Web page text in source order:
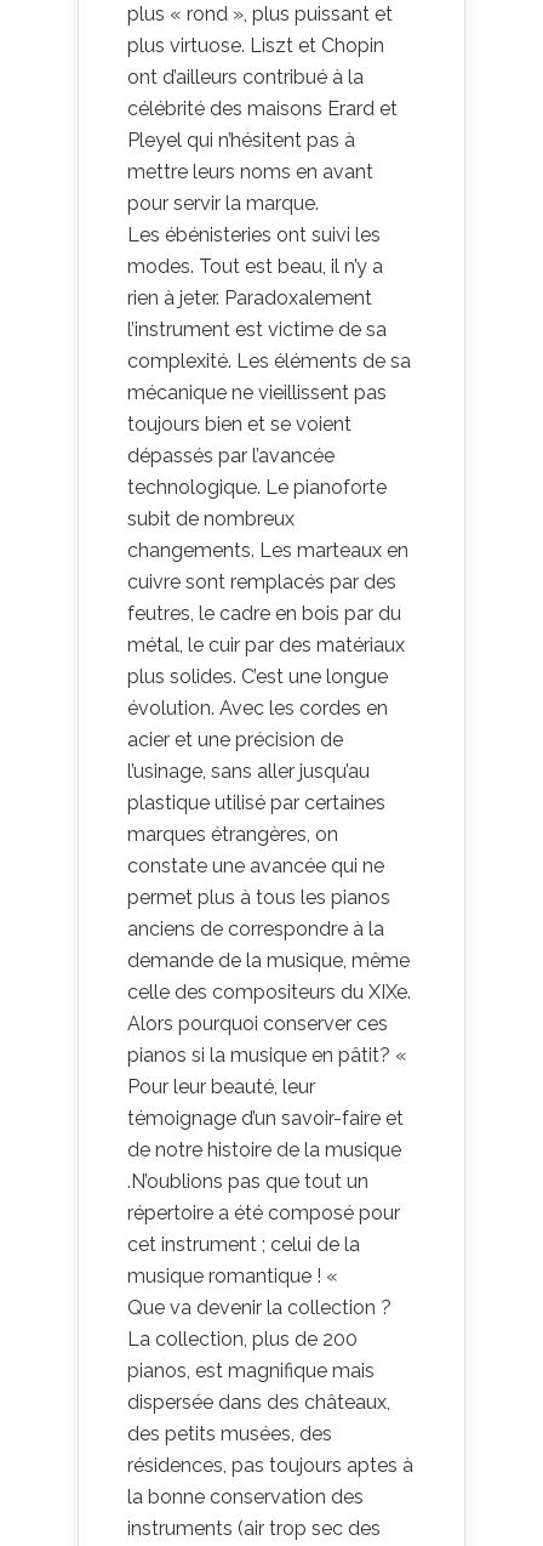
plus « rond », plus puissant et
plus virtuose. Liszt et Chopin
ont d’ailleurs contribué à la
célébrité des maisons Erard et
Pleyel qui n’hésitent pas à
mettre leurs noms en avant
pour servir la marque.
Les ébénisteries ont suivi les
modes. Tout est beau, il n’y a
rien à jeter. Paradoxalement
l’instrument est victime de sa
complexité. Les éléments de sa
mécanique ne vieillissent pas
toujours bien et se voient
dépassés par l’avancée
technologique. Le pianoforte
subit de nombreux
changements. Les marteaux en
cuivre sont remplacés par des
feutres, le cadre en bois par du
métal, le cuir par des matériaux
plus solides. C’est une longue
évolution. Avec les cordes en
acier et une précision de
l’usinage, sans aller jusqu’au
plastique utilisé par certaines
marques étrangères, on
constate une avancée qui ne
permet plus à tous les pianos
anciens de correspondre à la
demande de la musique, même
celle des compositeurs du XIXe.
Alors pourquoi conserver ces
pianos si la musique en pâtit? «
Pour leur beauté, leur
témoignage d’un savoir-faire et
de notre histoire de la musique
.N’oublions pas que tout un
répertoire a été composé pour
cet instrument ; celui de la
musique romantique ! «
Que va devenir la collection ?
La collection, plus de 200
pianos, est magnifique mais
dispersée dans des châteaux,
des petits musées, des
résidences, pas toujours aptes à
la bonne conservation des
instruments (air trop sec des